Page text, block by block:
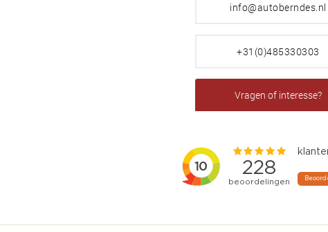
info@autoberndes.nl
+31(0)485330303
Vragen of interesse?